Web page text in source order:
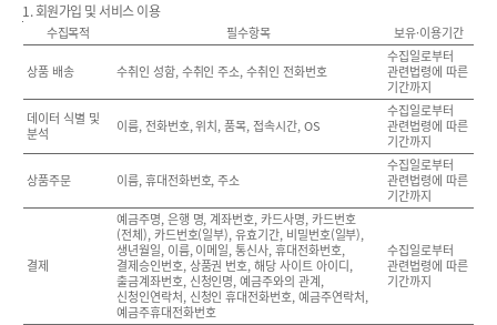
1. 회원가입 및 서비스 이용
수집목적 필수항목 보유·이용기간
상품 배송 수취인 성함, 수취인 주소, 수취인 전화번호
수집일로부터
관련법령에 따른
기간까지
데이터 식별 및
분석
이름, 전화번호, 위치, 품목, 접속시간, OS
수집일로부터
관련법령에 따른
기간까지
상품주문 이름, 휴대전화번호, 주소
수집일로부터
관련법령에 따른
기간까지
결제
예금주명, 은행 명, 계좌번호, 카드사명, 카드번호
(전체), 카드번호(일부), 유효기간, 비밀번호(일부),
생년월일, 이름, 이메일, 통신사, 휴대전화번호,
결제승인번호, 상품권 번호, 해당 사이트 아이디,
출금계좌번호, 신청인명, 예금주와의 관계,
신청인연락처, 신청인 휴대전화번호, 예금주연락처,
예금주휴대전화번호
수집일로부터
관련법령에 따른
기간까지